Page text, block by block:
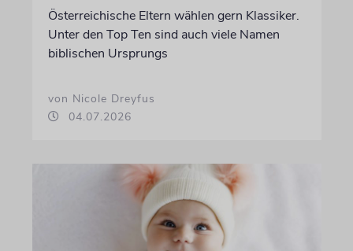
Österreichische Eltern wählen gern Klassiker.
Unter den Top Ten sind auch viele Namen
biblischen Ursprungs
von Nicole Dreyfus
04.07.2026